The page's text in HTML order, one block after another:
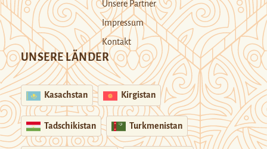
Unsere Partner
Impressum
Kontakt
UNSERE LÄNDER
Kasachstan Kirgistan
Tadschikistan Turkmenistan